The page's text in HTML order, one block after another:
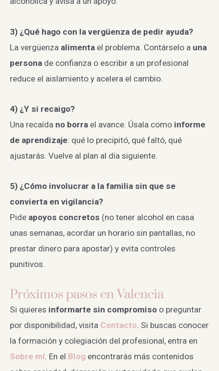
3) ¿Qué hago con la vergüenza de pedir ayuda?
La vergüenza alimenta el problema. Contárselo a una
persona de confianza o escribir a un profesional
reduce el aislamiento y acelera el cambio.
4) ¿Y si recaigo?
Una recaída no borra el avance. Úsala como informe
de aprendizaje: qué lo precipitó, qué faltó, qué
ajustarás. Vuelve al plan al día siguiente.
5) ¿Cómo involucrar a la familia sin que se
convierta en vigilancia?
Pide apoyos concretos (no tener alcohol en casa
unas semanas, acordar un horario sin pantallas, no
prestar dinero para apostar) y evita controles
punitivos.
Próximos pasos en Valencia
Si quieres informarte sin compromiso o preguntar
por disponibilidad, visita Contacto. Si buscas conocer
la formación y colegiación del profesional, entra en
Sobre mí. En el Blog encontrarás más contenidos